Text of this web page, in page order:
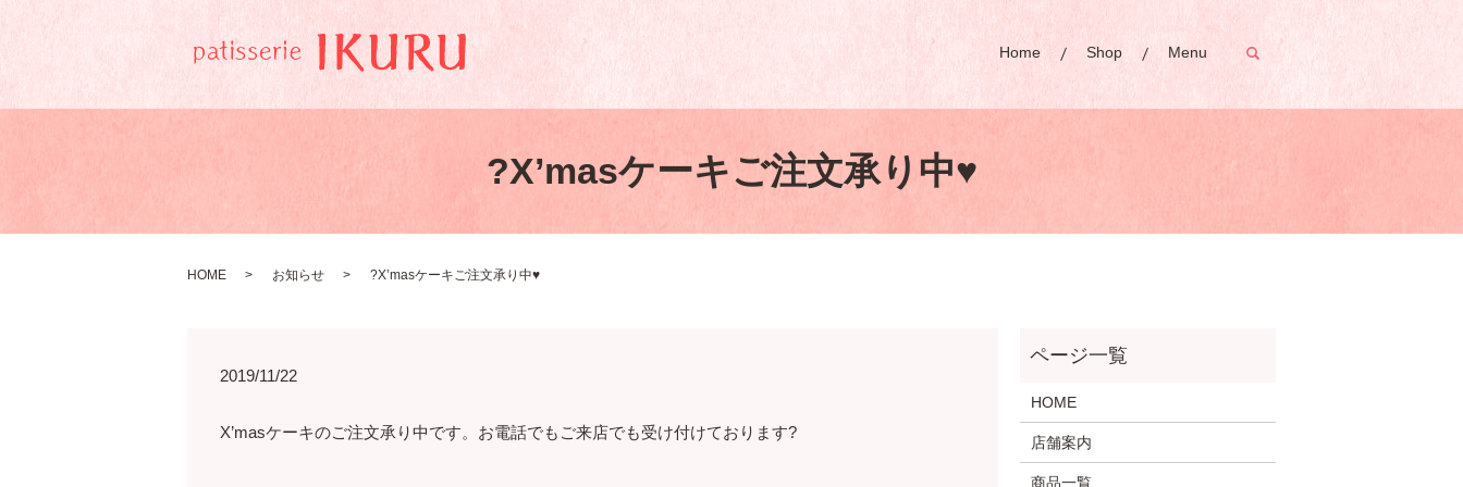
Home Shop Menu search
?X’masケーキご注文承り中♥️
HOME お知らせ ?X’masケーキご注文承り中♥️
2019/11/22
X’masケーキのご注文承り中です。お電話でもご来店でも受け付けております?
HOME
店舗案内
商品一覧